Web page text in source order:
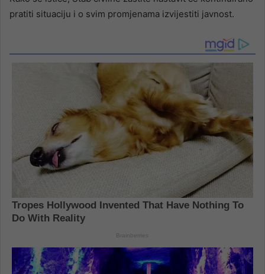
pratiti situaciju i o svim promjenama izvijestiti javnost.